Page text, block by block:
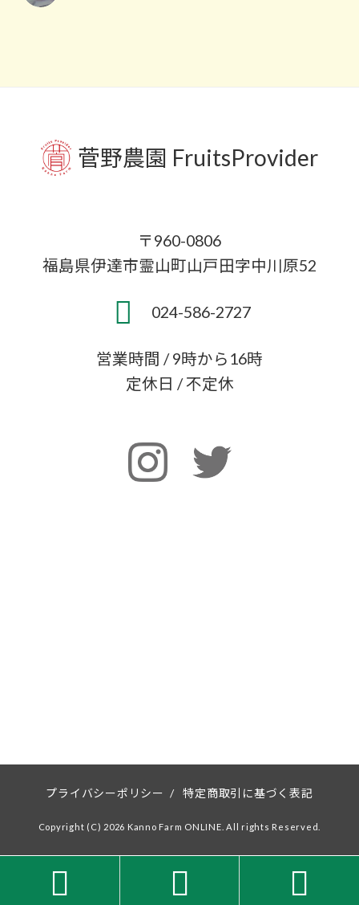
菅野農園 FruitsProvider
〒960-0806
福島県伊達市霊山町山戸田字中川原52
024-586-2727
営業時間 / 9時から16時
定休日 / 不定休
プライバシーポリシー / 特定商取引に基づく表記
Copyright (C) 2026 Kanno Farm ONLINE. All rights Reserved.
  